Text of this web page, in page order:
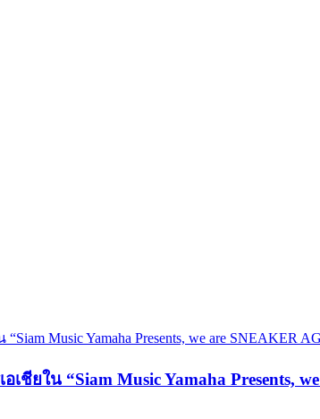
ยใน “Siam Music Yamaha Presents,